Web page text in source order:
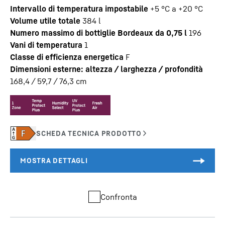
Intervallo di temperatura impostabile +5 °C a +20 °C
Volume utile totale 384 l
Numero massimo di bottiglie Bordeaux da 0,75 l 196
Vani di temperatura 1
Classe di efficienza energetica F
Dimensioni esterne: altezza / larghezza / profondità
168,4 / 59,7 / 76,3 cm
Confronta